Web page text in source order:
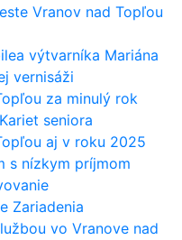
Vranov nad Topľou
výtvarníka Mariána
vernisáži
za minulý rok
seniora
aj v roku 2025
s nízkym príjmom
Zariadenia
vo Vranove nad